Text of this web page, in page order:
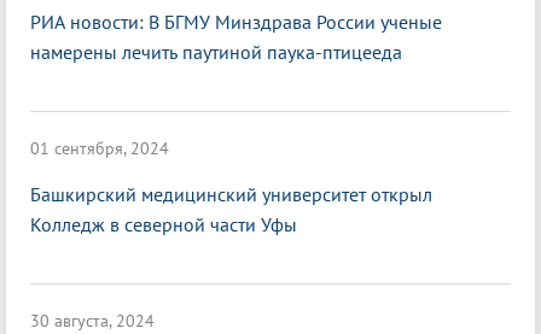
РИА новости: В БГМУ Минздрава России ученые
намерены лечить паутиной паука-птицееда
01 сентября, 2024
Башкирский медицинский университет открыл
Колледж в северной части Уфы
30 августа, 2024